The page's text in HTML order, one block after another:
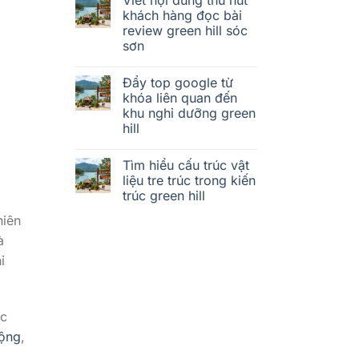
,
khách hàng đọc bài
review green hill sóc
sơn
Đẩy top google từ
khóa liên quan đến
khu nghỉ dưỡng green
hill
Tìm hiểu cấu trúc vật
liệu tre trúc trong kiến
trúc green hill